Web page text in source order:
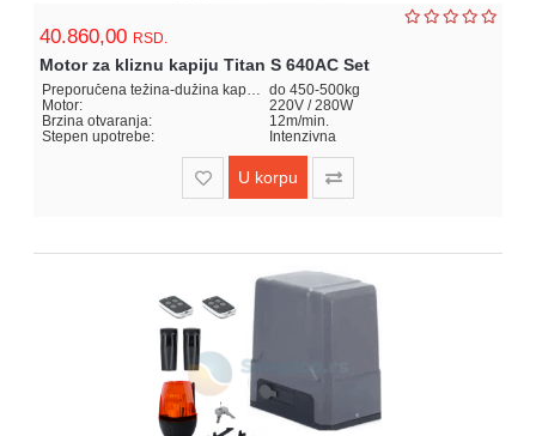
40.860,00 RSD.
Motor za kliznu kapiju Titan S 640AC Set
Preporučena težina-dužina kapije: do 450-500kg
Motor:
220V / 280W
Brzina otvaranja:
12m/min.
Stepen upotrebe:
Intenzivna
U korpu